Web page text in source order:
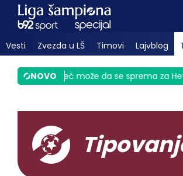
Vesti Zvezda u LŠ Timovi Lajvblog
NOVO
Partizan već može da se sprema za